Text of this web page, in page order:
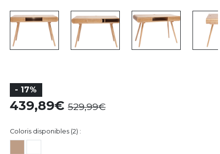
- 17%
439,89 529,99
Coloris disponibles (2) :